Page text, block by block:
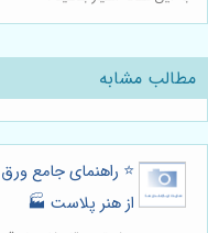
مطالب مشابه
⭐️ راهنمای جامع
از هنر پلاست 🏭